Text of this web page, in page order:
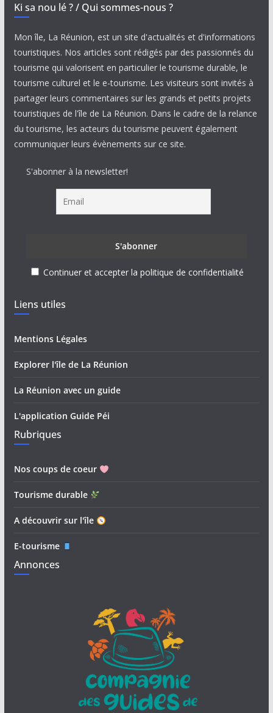
Ki sa nou lé ? / Qui sommes-nous ?
Mon île, La Réunion, est un site d'actualités et d'informations
touristiques. Nos articles sont rédigés par des passionnés du
tourisme qui valorisent en particulier le tourisme durable, le
tourisme culturel et le e-tourisme. Les visiteurs sont invités à
partager leurs commentaires sur les grands et petits projets
touristiques de l'île de La Réunion. Dans le cadre de la relance
du tourisme, les acteurs du tourisme peuvent également
communiquer leurs évènements sur ce site.
S'abonner à la newsletter!
Continuer et accepter la politique de confidentialité
Liens utiles
Mentions Légales
Explorer l'île de La Réunion
La Réunion avec un guide
L'application Guide Péi
Rubriques
Nos coups de coeur
Tourisme durable
A découvrir sur l'île
E-tourisme
Annonces